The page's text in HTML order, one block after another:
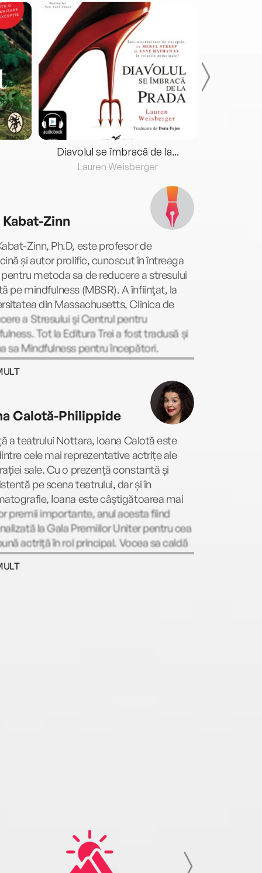
Diavolul se îmbracă de la...
Lauren Weisberger
Zinn
Zinn, Ph.D, este profesor de
și autor prolific, cunoscut în întreaga
metoda sa de reducere a stresului
pe mindfulness (MBSR). A înfiinţat, la
din Massachusetts, Clinica de
a Stresului şi Centrul pentru
Tot la Editura Trei a fost tradusă și
sa Mindfulness pentru începători.
Calotă-Philippide
a teatrului Nottara, Ioana Calotă este
cele mai reprezentative actrițe ale
sale. Cu o prezență constantă și
pe scena teatrului, dar și în
Ioana este câștigătoarea mai
premii importante, anul acesta fiind
la Gala Premiilor Uniter pentru cea
actriță în rol principal. Vocea sa caldă
dă viață personajelor într-o manieră
transpune direct în lumea poveștilor, de